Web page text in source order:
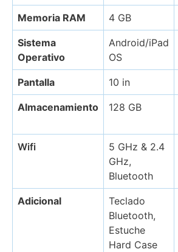
Memoria RAM 4 GB
Sistema
Operativo
Android/iPad
OS
Pantalla 10 in
Almacenamiento 128 GB
Wifi
5 GHz & 2.4
GHz,
Bluetooth
Adicional
Teclado
Bluetooth,
Estuche
Hard Case